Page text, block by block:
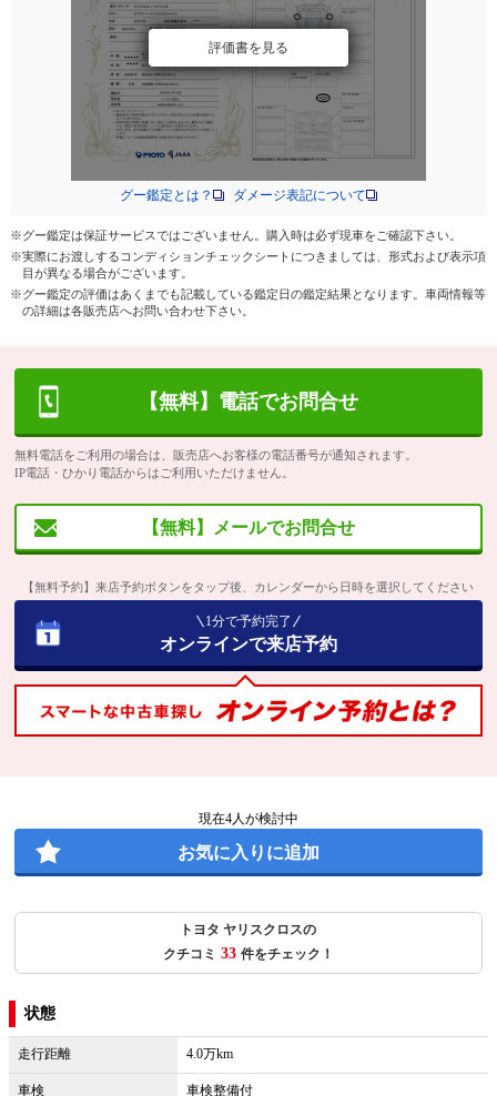
評価書を見る
グー鑑定とは？ ダメージ表記について
※グー鑑定は保証サービスではございません。購入時は必ず現車をご確認下さい。
※実際にお渡しするコンディションチェックシートにつきましては、形式および表示項
目が異なる場合がございます。
※グー鑑定の評価はあくまでも記載している鑑定日の鑑定結果となります。車両情報等
の詳細は各販売店へお問い合わせ下さい。
【無料】電話でお問合せ
無料電話をご利用の場合は、販売店へお客様の電話番号が通知されます。
IP電話・ひかり電話からはご利用いただけません。
【無料】メールでお問合せ
【無料予約】来店予約ボタンをタップ後、カレンダーから日時を選択してください
1分で予約完了
オンラインで来店予約
現在4人が検討中
お気に入りに追加
トヨタ ヤリスクロスの
クチコミ 33 件をチェック！
状態
走行距離 4.0万km
車検 車検整備付